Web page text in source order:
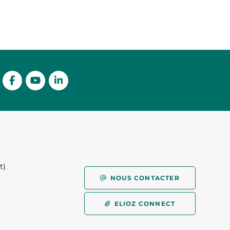
NOUS CONTACTER
ELIOZ CONNECT